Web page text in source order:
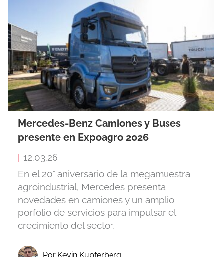
Mercedes-Benz Camiones y Buses
presente en Expoagro 2026
12.03.26
En el 20° aniversario de la megamuestra
agroindustrial, Mercedes presenta
novedades en camiones y un amplio
porfolio de servicios para impulsar el
crecimiento del sector.
Por Kevin Kupferberg